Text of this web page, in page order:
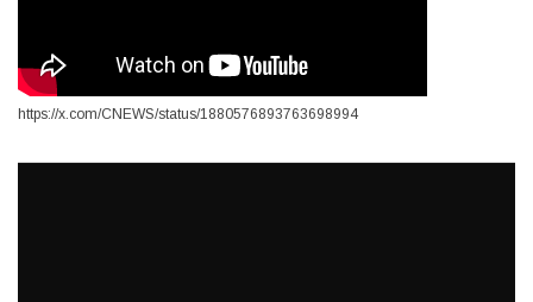
https://x.com/CNEWS/status/1880576893763698994